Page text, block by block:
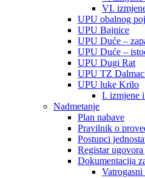
VI.
UPU obalnog
UPU Bajnice
UPU Duće –
UPU Duće –
UPU Dugi Rat
UPU TZ
UPU luke Krilo
I. izmjene
Nadmetanje
Plan nabave
Pravilnik o
Postupci
Registar
Dokumentacija
Vatrogasni